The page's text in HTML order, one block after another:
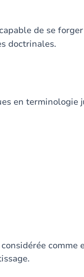
de se
doctrinales.
en terminologie
comme